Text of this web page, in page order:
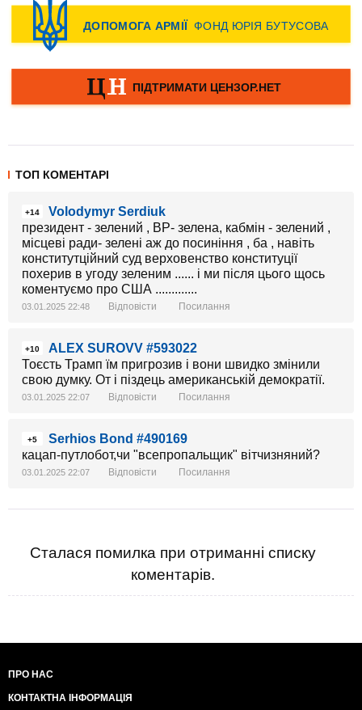
ТОП КОМЕНТАРІ
+14
Volodymyr Serdiuk
президент - зелений , ВР- зелена, кабмін - зелений ,
місцеві ради- зелені аж до посиніння , ба , навіть
конститутційний суд верховенство конституції
похерив в угоду зеленим ...... і ми після цього щось
коментуємо про США .............
03.01.2025 22:48 Відповісти Посилання
+10
ALEX SUROVV #593022
Тоєсть Трамп їм пригрозив і вони швидко змінили
свою думку. От і піздець американській демократії.
03.01.2025 22:07 Відповісти Посилання
+5
Serhios Bond #490169
кацап-путлобот,чи "всепропальщик" вітчизняний?
03.01.2025 22:07 Відповісти Посилання
Сталася помилка при отриманні списку
коментарів.
ПРО НАС
КОНТАКТНА ІНФОРМАЦІЯ